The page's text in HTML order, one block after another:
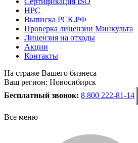
НРС
Выписка РСК.РФ
Проверка лицензии Минкульта
Лицензия на отходы
Акции
Контакты
На страже Вашего бизнеса
Ваш регион: Новосибирск
Бесплатный звонок: 8 800 222-81-14
Все меню